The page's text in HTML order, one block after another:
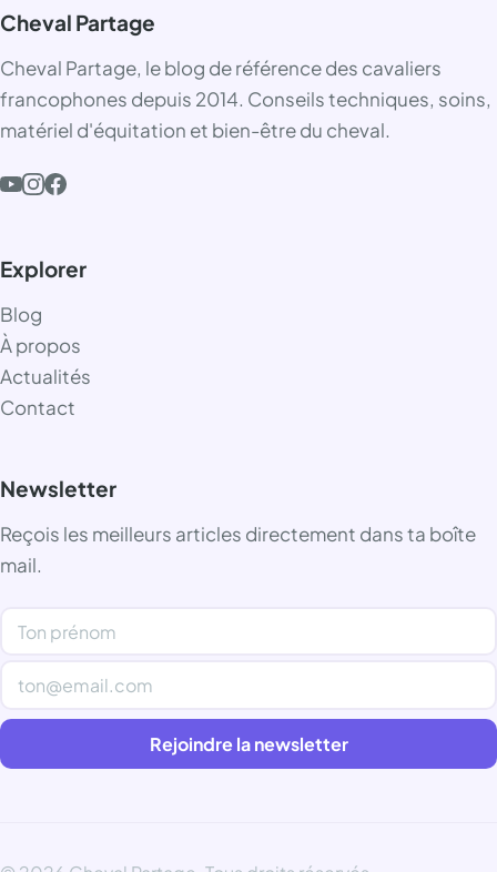
Cheval Partage
Cheval Partage, le blog de référence des cavaliers
francophones depuis 2014. Conseils techniques, soins,
matériel d'équitation et bien-être du cheval.
Explorer
Blog
À propos
Actualités
Contact
Newsletter
Reçois les meilleurs articles directement dans ta boîte
mail.
Rejoindre la newsletter